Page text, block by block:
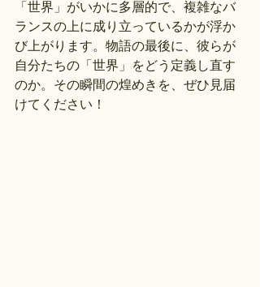
「世界」がいかに多層的で、複雑なバ
ランスの上に成り立っているかが浮か
び上がります。物語の最後に、彼らが
自分たちの「世界」をどう定義し直す
のか。その瞬間の煌めきを、ぜひ見届
けてください！